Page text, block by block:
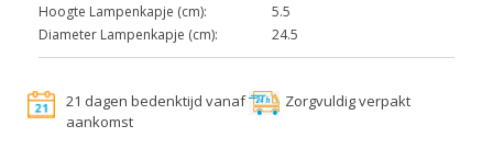
Hoogte Lampenkapje (cm):
5.5
Diameter Lampenkapje (cm):
24.5
21 dagen bedenktijd vanaf
aankomst
Zorgvuldig verpakt